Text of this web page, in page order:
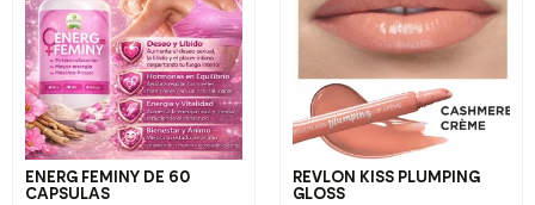
ENERG FEMINY DE 60
CAPSULAS
REVLON KISS PLUMPING
GLOSS